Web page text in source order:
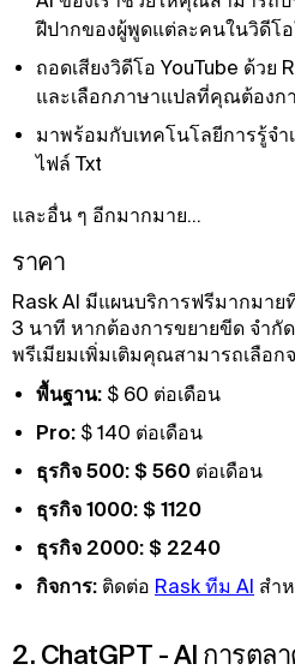
ฝีปากของผู้พูดแต่ละคนในวิดีโ
ถอดเสียงวิดีโอ YouTube ด้วย
และเลือกภาษาแปลที่คุณต้องก
มาพร้อมกับเทคโนโลยีการรู้จํา
ไฟล์ Txt
และอื่น ๆ อีกมากมาย...
ราคา
Rask AI มีแผนบริการฟรีมากมาย
3 นาที หากต้องการขยายขีด จํา
พรีเมียมเพิ่มเติมคุณสามารถเลือก
พื้นฐาน: $ 60 ต่อเดือน
Pro: $ 140 ต่อเดือน
ธุรกิจ 500: $ 560 ต่อเดือน
ธุรกิจ 1000: $ 1120
ธุรกิจ 2000: $ 2240
กิจการ: ติดต่อ Rask ทีม AI สํา
2. ChatGPT - AI การตล